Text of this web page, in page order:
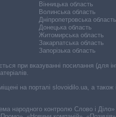
Вінницька область
Волинська область
Дніпропетровська область
Донецька область
Житомирська область
Закарпатська область
Запорізька область
при вказуванні посилання
на порталі slovoidilo.ua, а
народного контролю Слово і